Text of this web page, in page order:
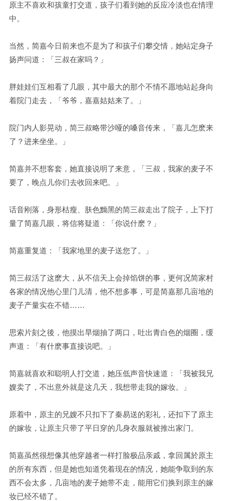
原主不喜欢和孩童打交道，孩子们看到她的反应冷淡也在情理
中。
当然，简嘉今日前来也不是为了和孩子们攀交情，她站定身子
扬声问道：「三叔在家吗？」
胖娃娃们互相看了几眼，其中最大的那个不情不愿地站起身向
着院门走去，「爷爷，嘉嘉姑姑来了。」
院门内人影晃动，简三叔略带沙哑的嗓音传来，「嘉儿怎麽来
了？进来坐坐。」
简嘉并不想客套，她直接说明了来意，「三叔，我家的麦子不
要了，晚点儿你们去收回来吧。」
话音刚落，身形枯瘦、肤色黝黑的简三叔走出了院子，上下打
量了简嘉几眼，将信将疑道：「你说什麽？」
简嘉重复道：「我家地里的麦子送您了。」
简三叔活了这麽大，从不信天上会掉馅饼的事，更何况简家村
各家的情况他心里门儿清，他不想多事，可是简嘉那几亩地的
麦子产量实在不错……
思索片刻之後，他摸出旱烟抽了两口，吐出青白色的烟圈，缓
声道：「有什麽事直接说吧。」
简嘉就喜欢和聪明人打交道，她压低声音快速道：「我被我兄
嫂卖了，不出意外就是这几天，我想带走我的嫁妆。」
原着中，原主的兄嫂不只扣下了秦易送的彩礼，还扣下了原主
的嫁妆，让原主只带了平日穿的几身衣服就被推出家门。
简嘉虽然很想像其他穿越者一样打脸极品亲戚，拿回属於原主
的所有东西，但是她也知道凭着现在的情况，她能争取到的东
西不会太多，几亩地的麦子她带不走，能用它们换到原主的嫁
妆已经不错了。